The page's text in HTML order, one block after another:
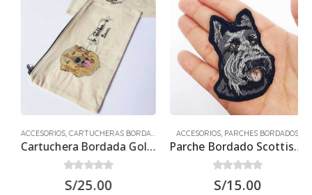
ACCESORIOS,CARTUCHERAS BORDADAS
Cartuchera Bordada Golden Retriever
out of 5
S/25.00
ACCESORIOS,PARCHES BORDADOS
Parche Bordado Scottish Terrier
out of 5
S/15.00